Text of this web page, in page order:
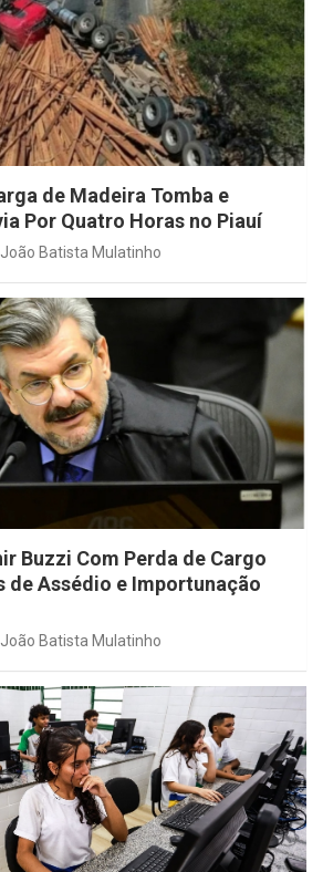
de Madeira Tomba e
Por Quatro Horas no Piauí
João Batista Mulatinho
Buzzi Com Perda de Cargo
de Assédio e Importunação
João Batista Mulatinho